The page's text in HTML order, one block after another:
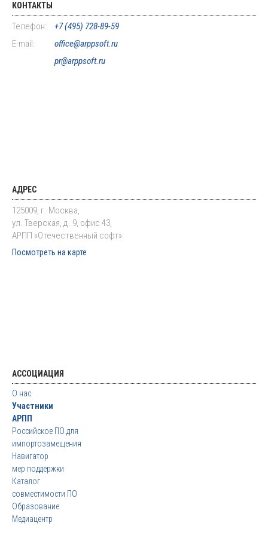
КОНТАКТЫ
Телефон:
+7 (495) 728-89-59
E-mail:
office@arppsoft.ru
pr@arppsoft.ru
АДРЕС
125009, г. Москва,
ул. Тверская, д. 9, офис 43,
АРПП «Отечественный софт»
Посмотреть на карте
АССОЦИАЦИЯ
О нас
Участники
АРПП
Российское ПО для
импортозамещения
Навигатор
мер поддержки
Каталог
совместимости ПО
Образование
Медиацентр